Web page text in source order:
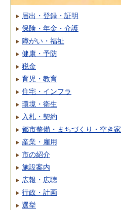
届出・登録・証明
保険・年金・介護
障がい・福祉
健康・予防
税金
育児・教育
住宅・インフラ
環境・衛生
入札・契約
都市整備・まちづくり・空き家
産業・雇用
市の紹介
施設案内
広報・広聴
行政・計画
選挙